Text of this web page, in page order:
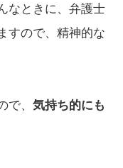
なときに、弁護士
すので、精神的な
、 気持ち的にも